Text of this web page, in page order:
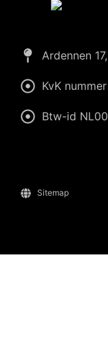
Ardennen
KvK
Btw-id
Sitemap